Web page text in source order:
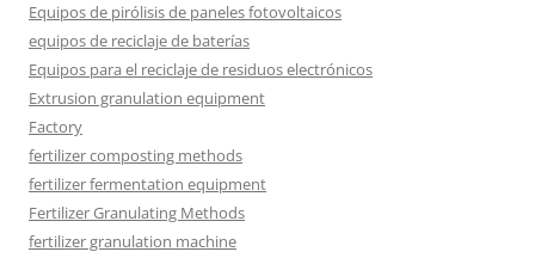
Equipos de pirólisis de paneles fotovoltaicos
equipos de reciclaje de baterías
Equipos para el reciclaje de residuos electrónicos
Extrusion granulation equipment
Factory
fertilizer composting methods
fertilizer fermentation equipment
Fertilizer Granulating Methods
fertilizer granulation machine